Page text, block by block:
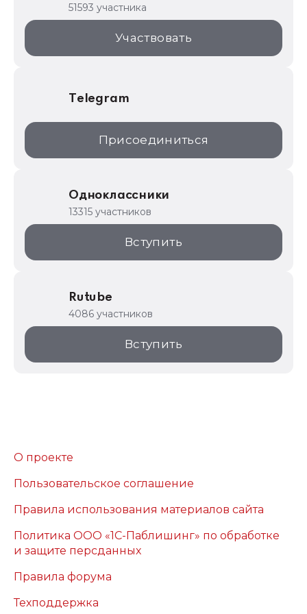
1С:Торговая площадка
51593 участника
Участвовать
Telegram
Присоединиться
Одноклассники
13315 участников
Вступить
Rutube
4086 участников
Вступить
О проекте
Пользовательское соглашение
Правила использования материалов сайта
Политика ООО «1С-Паблишинг» по обработке
и защите персданных
Правила форума
Техподдержка